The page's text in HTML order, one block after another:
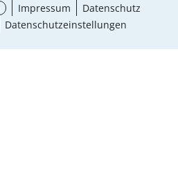
Impressum
Datenschutz
Datenschutzeinstellungen